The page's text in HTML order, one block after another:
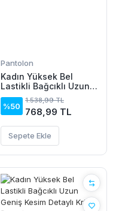
Pantolon
Kadın Yüksek Bel
Lastikli Bağcıklı Uzun
Geniş Kesim Detaylı
Krinkıl Pantolon
%50
1.538,99 TL
768,99 TL
Sepete Ekle